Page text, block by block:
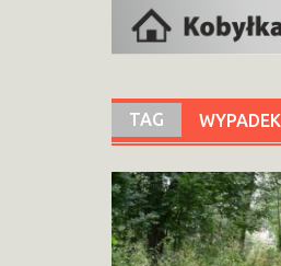
TAG WYPADEK